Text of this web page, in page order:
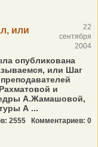
или
22
сентября
2004
опубликована
или Шаг
и
А.Жамашовой,
А ...
2555 Комментариев: 0